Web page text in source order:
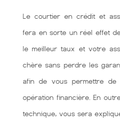
Le courtier en crédit et
fera en sorte un réel effet
le meilleur taux et votre
chère sans perdre les
afin de vous permettre de
opération financière. En
technique, vous sera